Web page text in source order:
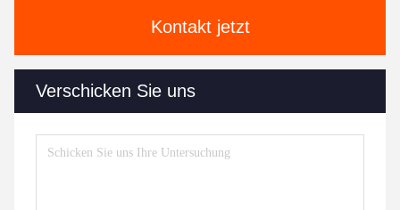
Kontakt jetzt
Verschicken Sie uns